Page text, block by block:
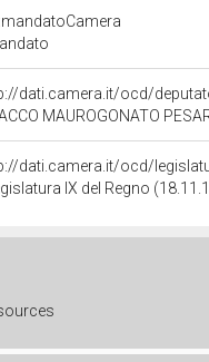
dati.camera.it/ocd/
MAUROGONATO
dati.camera.it/ocd/
IX del Regno